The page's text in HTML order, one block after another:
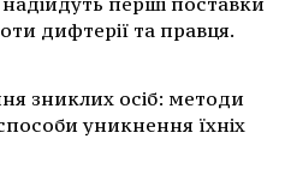
дифтерії та правця.
зниклих осіб: методи
уникнення їхніх